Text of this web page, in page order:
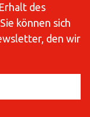
des
können sich
den wir